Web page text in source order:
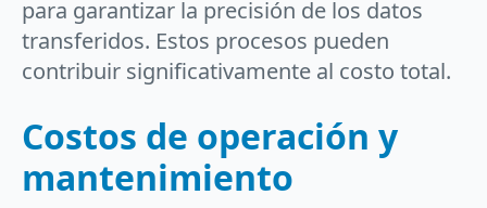
para garantizar la precisión de los datos
transferidos. Estos procesos pueden
contribuir significativamente al costo total.
Costos de operación y
mantenimiento